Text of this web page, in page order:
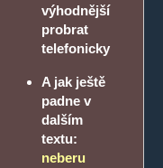
výhodnější
probrat
telefonicky
A jak ještě
padne v
dalším
textu:
neberu